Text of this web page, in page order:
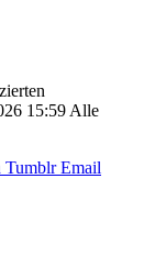
15:59 Alle
Tumblr Email